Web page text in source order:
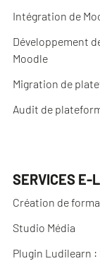
Intégration de
Développement
Moodle
Migration de
Audit de
SERVICES E-
Création de
Studio Média
Plugin Ludilearn